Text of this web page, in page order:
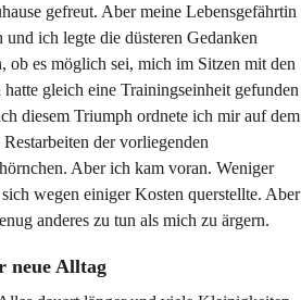
gefreut. Aber meine Lebensgefährtin
ich legte die düsteren Gedanken
ob es möglich sei, mich im Sitzen mit den
gleich eine Trainingseinheit gefunden
diesem Triumph ordnete ich mir auf dem
der vorliegenden
Aber ich kam voran. Weniger
wegen einiger Kosten querstellte. Aber
anderes zu tun als mich zu ärgern.
neue Alltag